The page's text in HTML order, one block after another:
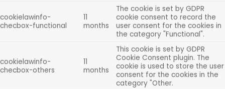
cookielawinfo-
checbox-functional
11
months
The cookie is set by GDPR
cookie consent to record the
user consent for the cookies in
the category "Functional".
cookielawinfo-
checbox-others
11
months
This cookie is set by GDPR
Cookie Consent plugin. The
cookie is used to store the user
consent for the cookies in the
category "Other.